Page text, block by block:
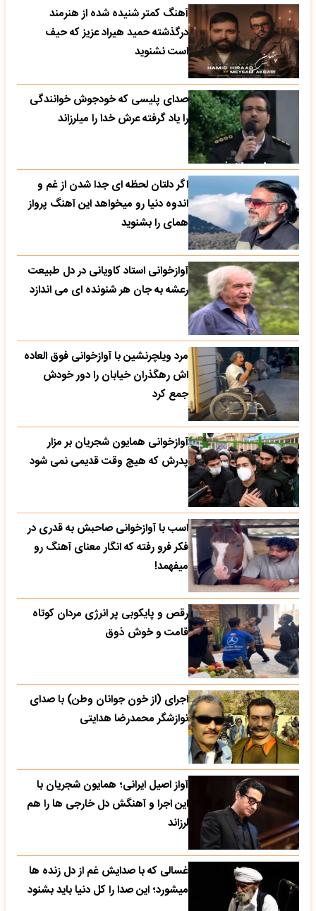
آهنگ کمتر شنیده شده از هنرمند
درگذشته حمید هیراد عزیز که حیف
است نشنوید
صدای پلیسی که خودجوش خوانندگی
را یاد گرفته عرش خدا را میلرزاند
اگر دلتان لحظه ای جدا شدن از غم و
اندوه دنیا رو میخواهد این آهنگ پرواز
همای را بشنوید
آوازخوانی استاد کاویانی در دل طبیعت
رعشه به جان هر شنونده ای می اندازد
مرد ویلچرنشین با آوازخوانی فوق العاده
اش رهگذران خیابان را دور خودش
جمع کرد
آوازخوانی همایون شجریان بر مزار
پدرش که هیچ وقت قدیمی نمی شود
اسب با آوازخوانی صاحبش به قدری در
فکر فرو رفته که انگار معنای آهنگ رو
میفهمد!
رقص و پایکوبی پر انرژی مردان کوتاه
قامت و خوش ذوق
اجرای (از خون جوانان وطن) با صدای
نوازشگر محمدرضا هدایتی
آواز اصیل ایرانی؛ همایون شجریان با
این اجرا و آهنگش دل خارجی ها را هم
لرزاند
غسالی که با صدایش غم از دل زنده ها
میشورد؛ این صدا را کل دنیا باید بشنود